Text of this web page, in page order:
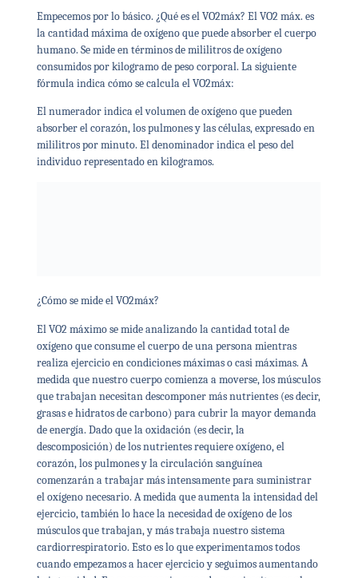
Empecemos por lo básico. ¿Qué es el VO2máx? El VO2 máx. es
la cantidad máxima de oxígeno que puede absorber el cuerpo
humano. Se mide en términos de mililitros de oxígeno
consumidos por kilogramo de peso corporal. La siguiente
fórmula indica cómo se calcula el VO2máx:
El numerador indica el volumen de oxígeno que pueden
absorber el corazón, los pulmones y las células, expresado en
mililitros por minuto. El denominador indica el peso del
individuo representado en kilogramos.
¿Cómo se mide el VO2máx?
El VO2 máximo se mide analizando la cantidad total de
oxígeno que consume el cuerpo de una persona mientras
realiza ejercicio en condiciones máximas o casi máximas. A
medida que nuestro cuerpo comienza a moverse, los músculos
que trabajan necesitan descomponer más nutrientes (es decir,
grasas e hidratos de carbono) para cubrir la mayor demanda
de energía. Dado que la oxidación (es decir, la
descomposición) de los nutrientes requiere oxígeno, el
corazón, los pulmones y la circulación sanguínea
comenzarán a trabajar más intensamente para suministrar
el oxígeno necesario. A medida que aumenta la intensidad del
ejercicio, también lo hace la necesidad de oxígeno de los
músculos que trabajan, y más trabaja nuestro sistema
cardiorrespiratorio. Esto es lo que experimentamos todos
cuando empezamos a hacer ejercicio y seguimos aumentando